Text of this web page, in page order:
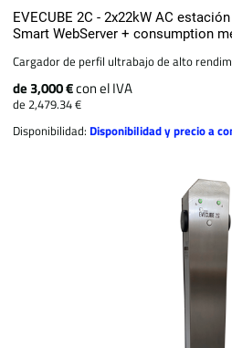
EVECUBE 2C - 2x22kW AC
Smart WebServer + consumption
Cargador de perfil ultrabajo de alto
de 3,000 €con el IVA
de 2,479.34 €
Disponibilidad: Disponibilidad y precio a